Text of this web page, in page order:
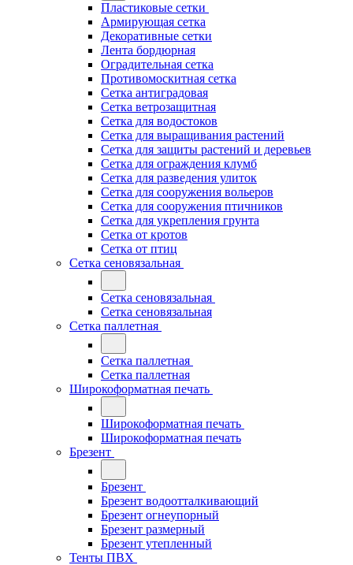
Пластиковые сетки
Армирующая сетка
Декоративные сетки
Лента бордюрная
Оградительная сетка
Противомоскитная сетка
Сетка антиградовая
Сетка ветрозащитная
Сетка для водостоков
Сетка для выращивания растений
Сетка для защиты растений и деревьев
Сетка для ограждения клумб
Сетка для разведения улиток
Сетка для сооружения вольеров
Сетка для сооружения птичников
Сетка для укрепления грунта
Сетка от кротов
Сетка от птиц
Сетка сеновязальная
Сетка сеновязальная
Сетка сеновязальная
Сетка паллетная
Сетка паллетная
Сетка паллетная
Широкоформатная печать
Широкоформатная печать
Широкоформатная печать
Брезент
Брезент
Брезент водоотталкивающий
Брезент огнеупорный
Брезент размерный
Брезент утепленный
Тенты ПВХ